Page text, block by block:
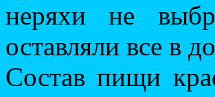
неряхи не
оставляли все в
Состав пищи